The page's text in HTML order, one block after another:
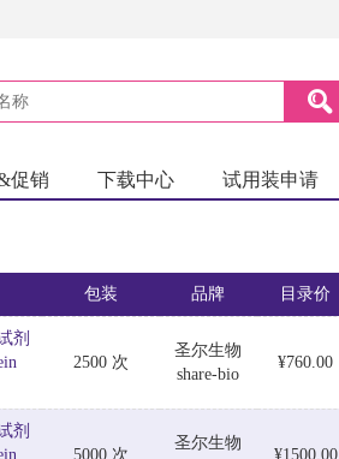
促销 下载中心 试用装申请
包装 品牌 目录价
剂
2500 次
圣尔生物
share-bio
¥760.00
剂
5000 次
圣尔生物
¥1500.00